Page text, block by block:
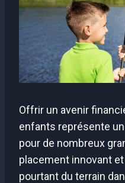
Offrir un avenir
enfants représente
pour de nombreux
placement innovant
pourtant du terrain